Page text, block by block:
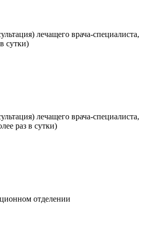
лечащего врача-специалиста,
сутки)
лечащего врача-специалиста,
раз в сутки)
отделении